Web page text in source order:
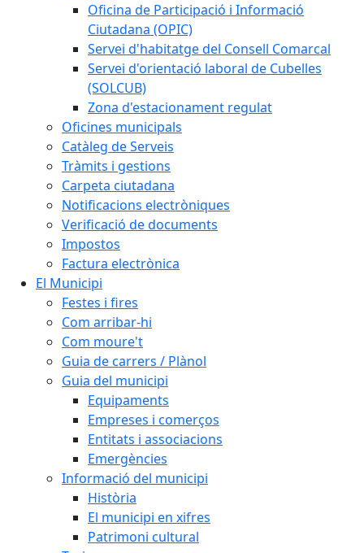
Oficina de Participació i Informació
Ciutadana (OPIC)
Servei d'habitatge del Consell Comarcal
Servei d'orientació laboral de Cubelles
(SOLCUB)
Zona d'estacionament regulat
Oficines municipals
Catàleg de Serveis
Tràmits i gestions
Carpeta ciutadana
Notificacions electròniques
Verificació de documents
Impostos
Factura electrònica
El Municipi
Festes i fires
Com arribar-hi
Com moure't
Guia de carrers / Plànol
Guia del municipi
Equipaments
Empreses i comerços
Entitats i associacions
Emergències
Informació del municipi
Història
El municipi en xifres
Patrimoni cultural